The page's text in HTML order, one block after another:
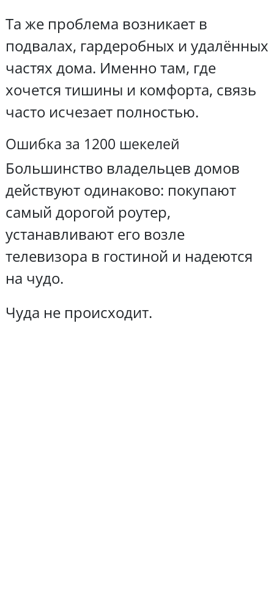
Та же проблема возникает в
подвалах, гардеробных и удалённых
частях дома. Именно там, где
хочется тишины и комфорта, связь
часто исчезает полностью.
Ошибка за 1200 шекелей
Большинство владельцев домов
действуют одинаково: покупают
самый дорогой роутер,
устанавливают его возле
телевизора в гостиной и надеются
на чудо.
Чуда не происходит.